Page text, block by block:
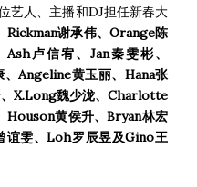
艺人、主播和DJ担任新春大
Rickman谢承伟、Orange陈
卢信宥、Jan秦雯彬、
Angeline黄玉丽、Hana张
X.Long魏少泷、Charlotte
Houson黄侯升、Bryan林宏
谊雯、Loh罗辰昱及Gino王